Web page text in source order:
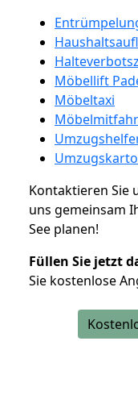
Möbellift
Möbeltaxi
Kontaktieren Sie
uns gemeinsam
See planen!
Füllen Sie jetzt
Sie kostenlose